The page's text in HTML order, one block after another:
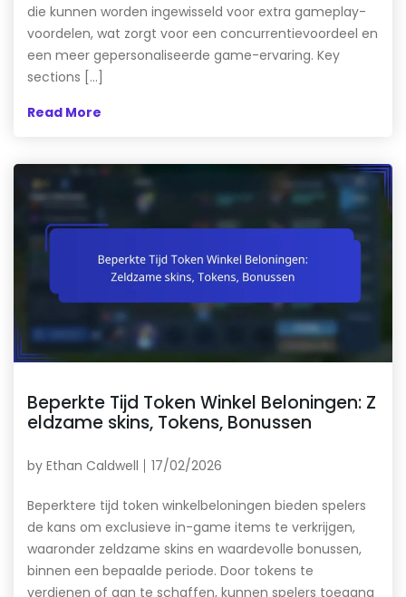
die kunnen worden ingewisseld voor extra gameplay-
voordelen, wat zorgt voor een concurrentievoordeel en
een meer gepersonaliseerde game-ervaring. Key
sections […]
Read More
Beperkte Tijd Token Winkel Beloningen: Z
eldzame skins, Tokens, Bonussen
by Ethan Caldwell 17/02/2026
Beperktere tijd token winkelbeloningen bieden spelers
de kans om exclusieve in-game items te verkrijgen,
waaronder zeldzame skins en waardevolle bonussen,
binnen een bepaalde periode. Door tokens te
verdienen of aan te schaffen, kunnen spelers toegang